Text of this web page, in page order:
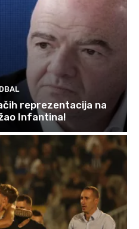
reprezentacija na
Infantina!